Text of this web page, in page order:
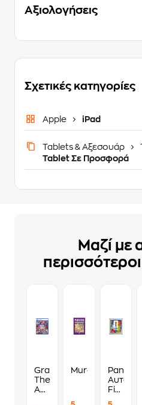
Αξιολογήσεις
Σχετικές κατηγορίες
Apple iPad
Tablets & Αξεσουάρ
Tablet Σε Προσφορά
Μαζί με
Grand
Theft
Auto
MurdokuPanini
Fifa